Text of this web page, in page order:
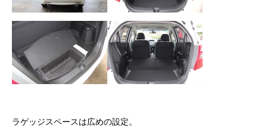
ラゲッジスペースは広めの設定。